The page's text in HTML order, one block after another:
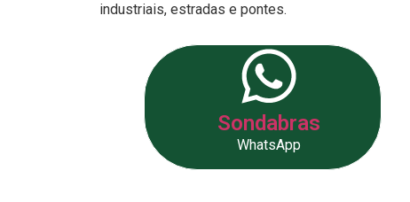
industriais, estradas e pontes.
Sondabras
WhatsApp